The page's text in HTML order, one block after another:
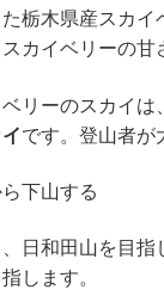
栃木県産スカイ
カイベリーの甘
リーのスカイは
です。登山者が
日和田山を目指
します。